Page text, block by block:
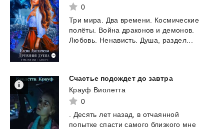
0
Три мира. Два времени.
Космические
полёты.
Война драконов и демонов.
Любовь.
Ненависть. Душа, раздел...
Счастье подождет до завтра
Крауф Виолетта
0
Десять лет назад, в отчаянной
попытке спасти самого близкого мне